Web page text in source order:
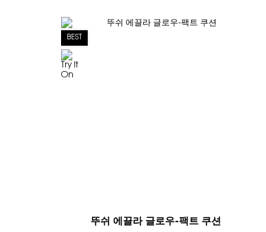
BEST
뚜쉬 에끌라 글로우-팩트 쿠션